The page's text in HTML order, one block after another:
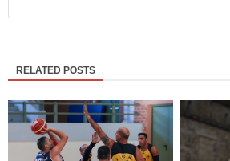
RELATED POSTS